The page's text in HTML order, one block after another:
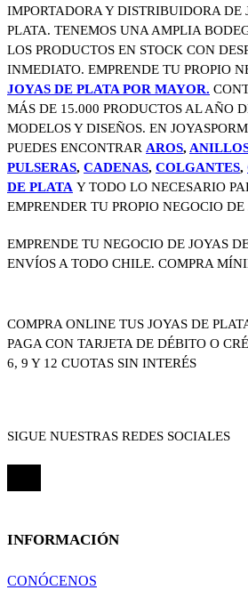
IMPORTADORA Y DISTRIBUIDORA DE
PLATA. TENEMOS UNA AMPLIA
LOS PRODUCTOS EN STOCK CON
INMEDIATO. EMPRENDE TU PROPIO
JOYAS DE PLATA POR MAYOR.
MÁS DE 15.000 PRODUCTOS AL AÑO
MODELOS Y DISEÑOS. EN
PUEDES ENCONTRAR AROS,
PULSERAS, CADENAS, COLGANTES,
DE PLATA Y TODO LO NECESARIO
EMPRENDER TU PROPIO NEGOCIO DE
EMPRENDE TU NEGOCIO DE JOYAS
ENVÍOS A TODO CHILE. COMPRA
COMPRA ONLINE TUS JOYAS DE
PAGA CON TARJETA DE DÉBITO O
6, 9 Y 12 CUOTAS SIN INTERÉS
SIGUE NUESTRAS REDES SOCIALES
INFORMACIÓN
CONÓCENOS